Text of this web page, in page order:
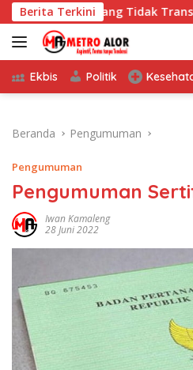
Langsung
ke
konten
Berita Terkini
Maliang Tidak Transparan,
Ekbis Politik
Beranda Pengumuman
Pengumuman
Pengumuman
Iwan Kamaleng
28 Juni 2022